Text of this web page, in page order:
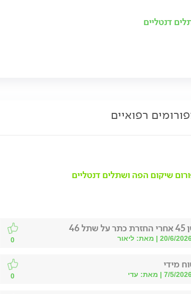
דנטליים
רפואיים
שיקום הפה ושתלים דנטליים
0
מידי
0